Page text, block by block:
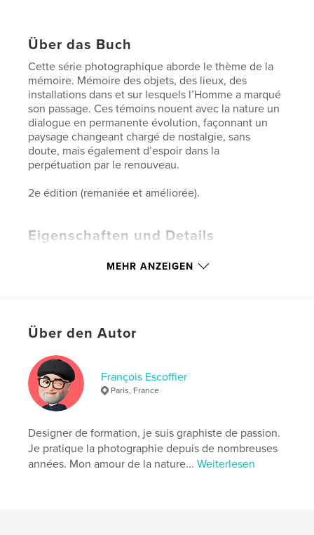
Über das Buch
Cette série photographique aborde le thème de la
mémoire. Mémoire des objets, des lieux, des
installations dans et sur lesquels l’Homme a marqué
son passage. Ces témoins nouent avec la nature un
dialogue en permanente évolution, façonnant un
paysage changeant chargé de nostalgie, sans
doute, mais également d’espoir dans la
perpétuation par le renouveau.
2e édition (remaniée et améliorée).
Eigenschaften und Details
SpracheFrench
Schlüsselwörter
noir & blanc , mémoire , trace
ruine
MEHR ANZEIGEN
Über den Autor
François Escoffier
Paris, France
Designer de formation, je suis graphiste de passion.
Je pratique la photographie depuis de nombreuses
années. Mon amour de la nature...Weiterlesen